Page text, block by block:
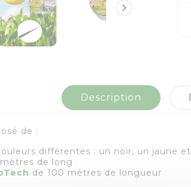

Description
de :
différentes : un noir, un jaune
de long
de 100 mètres de longueur